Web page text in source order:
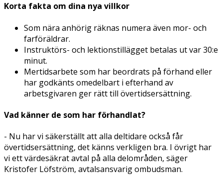
Korta fakta om dina nya villkor
Som nära anhörig räknas numera även mor- och
farföräldrar.
Instruktörs- och lektionstillägget betalas ut var 30:e
minut.
Mertidsarbete som har beordrats på förhand eller
har godkänts omedelbart i efterhand av
arbetsgivaren ger rätt till övertidsersättning.
Vad känner de som har förhandlat?
- Nu har vi säkerställt att alla deltidare också får
övertidsersättning, det känns verkligen bra. I övrigt har
vi ett värdesäkrat avtal på alla delområden, säger
Kristofer Löfström, avtalsansvarig ombudsman.